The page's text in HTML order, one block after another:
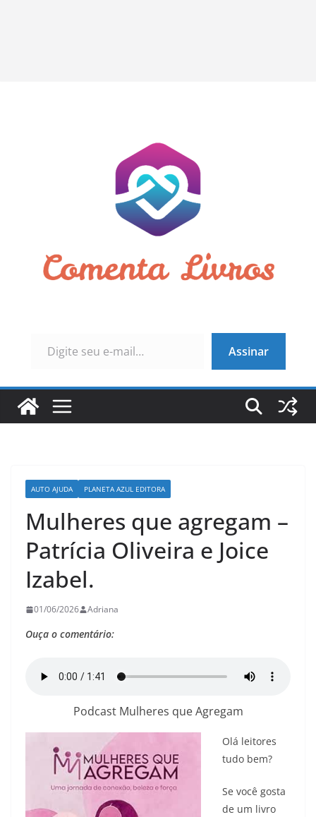
Assinar
AUTO AJUDA PLANETA AZUL EDITORA
Mulheres que agregam –
Patrícia Oliveira e Joice
Izabel.
01/06/2026 Adriana
Ouça o comentário:
Podcast Mulheres que Agregam
Olá leitores
tudo bem?
Se você gosta
de um livro